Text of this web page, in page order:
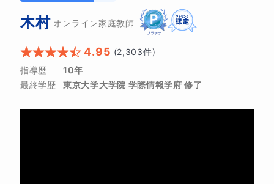
木村 オンライン家庭教師
4.95 (2,303件)
指導歴
10年
最終学歴
東京大学大学院 学際情報学府 修了